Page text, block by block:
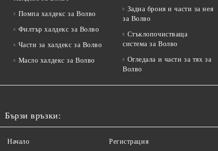
Помпа халдекс за Волво
Филтър халдекс за Волво
Части за халдекс за Волво
Масло халдекс за Волво
Задна броня и части за нея
за Волво
Стъклопочистваща
система за Волво
Огледала и части за тях за
Волво
Бързи връзки:
Начало Регистрация